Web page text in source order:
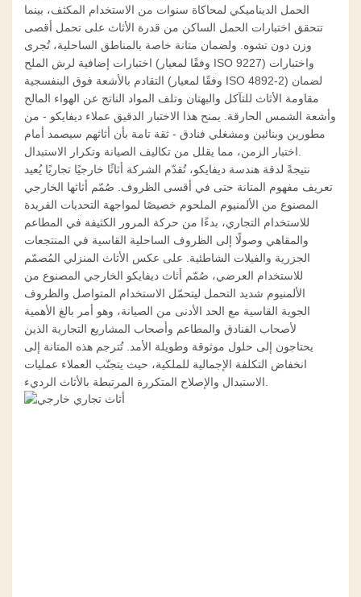
الحمل الديناميكي لمحاكاة سنوات من الاستخدام المكثف، بينما
تتحقق اختبارات الحمل الساكن من قدرة الأثاث على تحمل أقصى
وزن دون تشوه. ولضمان متانة خاصة بالمناطق الساحلية، تُجرى
اختبارات إضافية لرش الملح (وفقًا لمعيار ISO 9227) واختبارات
التقادم بالأشعة فوق البنفسجية (وفقًا لمعيار ISO 4892-2) لضمان
مقاومة الأثاث للتآكل والبهتان وتلف المواد الناتج عن الهواء المالح
وأشعة الشمس الحارقة. يمنح هذا الاختبار الدقيق عملاء ديفايكو - من
مطورين وبنائين ومشغلي فنادق - ثقة تامة بأن أثاثهم سيصمد أمام
اختبار الزمن، مما يقلل من تكاليف الصيانة وتكرار الاستبدال.
نتيجةً لدقة هندسة ديفايكو، تُقدّم الشركة أثاثًا خارجيًا تجاريًا يُعيد
تعريف مفهوم المتانة حتى في أقسى الظروف. صُمّم أثاثها الخارجي
المصنوع من الألمنيوم الملحوم خصيصًا لمواجهة التحديات الفريدة
للاستخدام التجاري، بدءًا من حركة المرور الكثيفة في المطاعم
والمقاهي وصولًا إلى الظروف الساحلية القاسية في المنتجعات
الجزرية والفيلات الشاطئية. على عكس الأثاث المنزلي المُصمّم
للاستخدام العرضي، صُمّم أثاث ديفايكو الخارجي المصنوع من
الألمنيوم شديد التحمل ليتحمّل الاستخدام المتواصل والظروف
الجوية القاسية مع الحد الأدنى من الصيانة، وهو أمر بالغ الأهمية
لأصحاب الفنادق والمطاعم وأصحاب المشاريع التجارية الذين
يحتاجون إلى حلول موثوقة وطويلة الأمد. تُترجم هذه المتانة إلى
انخفاض التكلفة الإجمالية للملكية، حيث يتجنّب العملاء عمليات
الاستبدال والإصلاح المتكررة المرتبطة بالأثاث الرديء.